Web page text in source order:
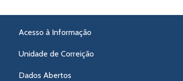
Acesso à Informação
Unidade de Correição
Dados Abertos